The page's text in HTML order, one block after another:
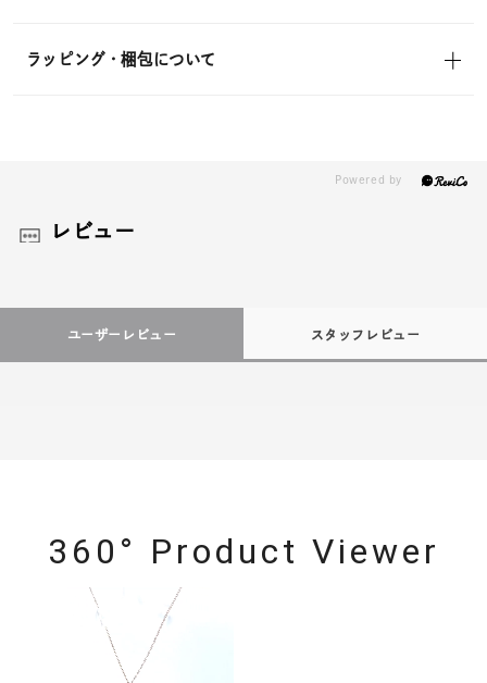
ラッピング・梱包について
レビュー
ユーザーレビュー スタッフレビュー
360° Product Viewer